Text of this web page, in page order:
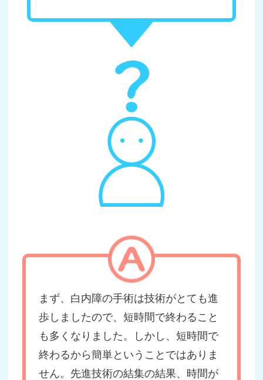
まず、白内障の手術は技術がとても進
歩しましたので、短時間で終わること
も多くなりました。しかし、短時間で
終わるから簡単ということではありま
せん。先進技術の結集の結果、時間が